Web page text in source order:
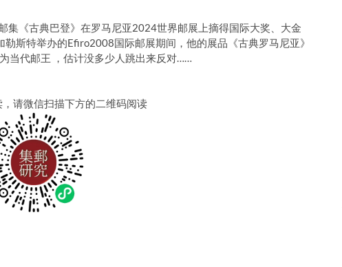
集《古典巴登》在罗马尼亚2024世界邮展上摘得国际大奖、大金
斯特举办的Efiro2008国际邮展期间，他的展品《古典罗马尼亚》
当代邮王 ，估计没多少人跳出来反对……
请微信扫描下方的二维码阅读